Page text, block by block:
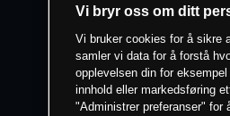
Vi bryr oss om ditt
Vi bruker cookies for å sikre
samler vi data for å forstå
opplevelsen din for
innhold eller markedsføring
"Administrer preferanser" for